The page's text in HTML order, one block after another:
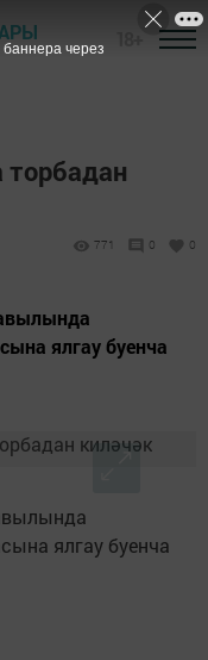
торбадан
771 0 0
ялгау буенча
ялгау буенча
через